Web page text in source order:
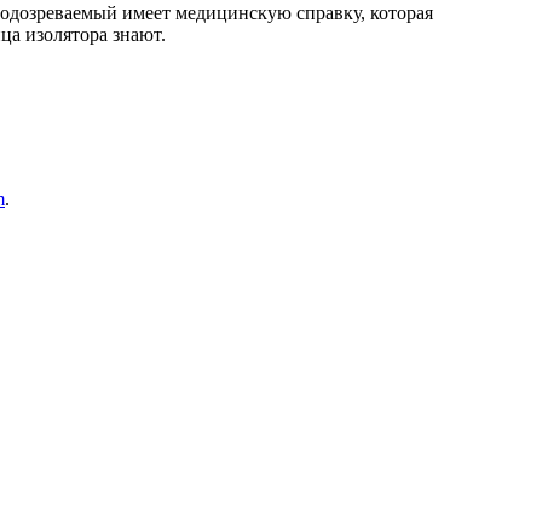
имеет медицинскую справку, которая
изолятора знают.
.